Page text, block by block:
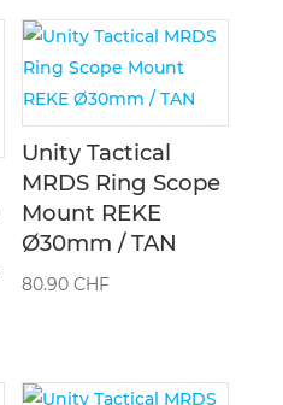
Unity Tactical
MRDS Ring Scope
Mount REKE
Ø30mm / TAN
80.90CHF